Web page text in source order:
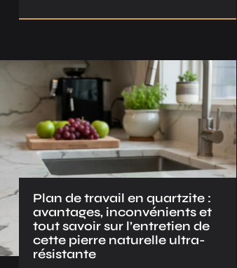
Plan de travail en quartzite :
avantages, inconvénients et
tout savoir sur l’entretien de
cette pierre naturelle ultra-
résistante